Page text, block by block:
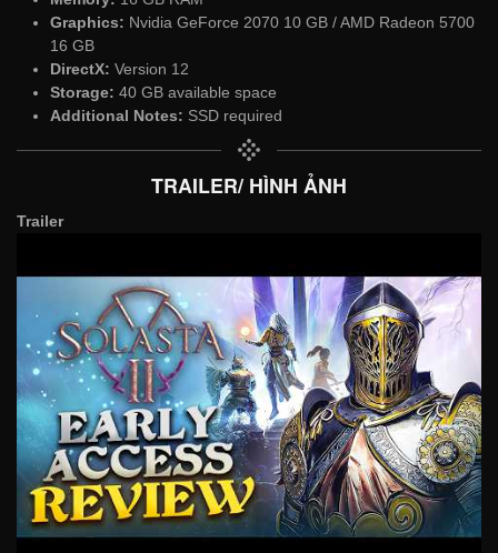
Graphics: Nvidia GeForce 2070 10 GB / AMD Radeon 5700
16 GB
DirectX: Version 12
Storage: 40 GB available space
Additional Notes: SSD required
TRAILER/ HÌNH ẢNH
Trailer